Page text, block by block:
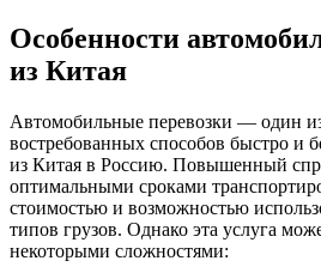
Особенности
из Китая
Автомобильные перевозки — один
востребованных способов быстро и
из Китая в Россию. Повышенный
оптимальными сроками
стоимостью и возможностью
типов грузов. Однако эта услуга
некоторыми сложностями: